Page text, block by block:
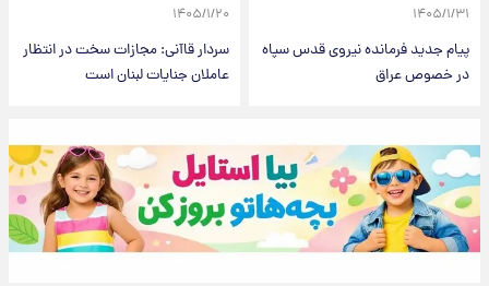
۱۴۰۵/۱/۳۱
پیام جدید فرمانده نیروی قدس سپاه
در خصوص عراق
۱۴۰۵/۱/۲۰
سردار قاآنی: مجازات سخت در انتظار
عاملان جنایات لبنان است